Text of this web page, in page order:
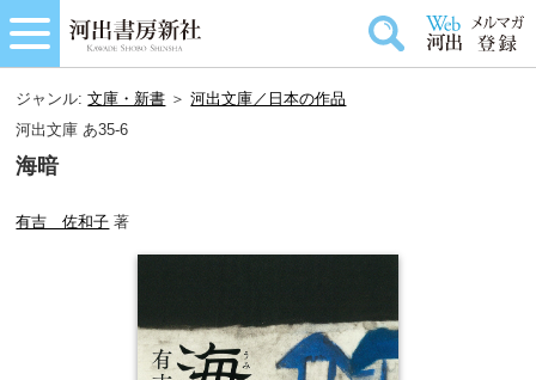
ジャンル:文庫・新書 ＞河出文庫／日本の作品
河出文庫 あ35-6
海暗
有吉 佐和子 著